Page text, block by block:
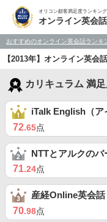
オリコン顧客満足度ランキング
オンライン英会話
おすすめのオンライン英会話ランキ
【2013年】オンライン英会
カリキュラム 満
iTalk English（ア
72.65点
NTTとアルクの
71.24点
産経Online英会話
70.98点